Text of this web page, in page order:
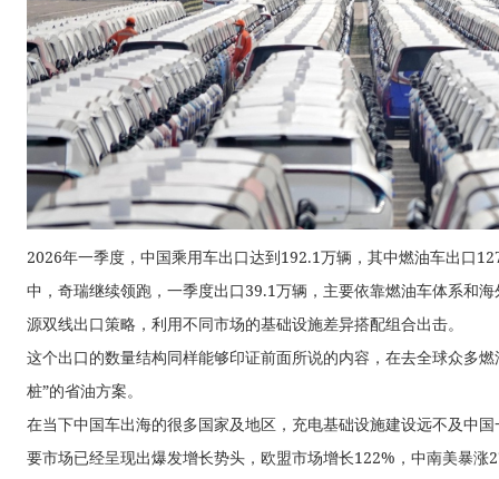
2026年一季度，中国乘用车出口达到192.1万辆，其中燃油车出口
中，奇瑞继续领跑，一季度出口39.1万辆，主要依靠燃油车体系和
源双线出口策略，利用不同市场的基础设施差异搭配组合出击。
这个出口的数量结构同样能够印证前面所说的内容，在去全球众多
桩”的省油方案。
在当下中国车出海的很多国家及地区，充电基础设施建设远不及中
要市场已经呈现出爆发增长势头，欧盟市场增长122%，中南美暴